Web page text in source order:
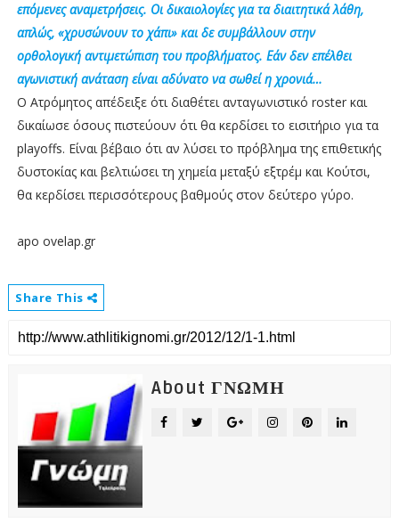
επόμενες αναμετρήσεις. Οι δικαιολογίες για τα διαιτητικά λάθη,
απλώς, «χρυσώνουν το χάπι» και δε συμβάλλουν στην
ορθολογική αντιμετώπιση του προβλήματος. Εάν δεν επέλθει
αγωνιστική ανάταση είναι αδύνατο να σωθεί η χρονιά…
Ο Ατρόμητος απέδειξε ότι διαθέτει ανταγωνιστικό roster και
δικαίωσε όσους πιστεύουν ότι θα κερδίσει το εισιτήριο για τα
playoffs. Είναι βέβαιο ότι αν λύσει το πρόβλημα της επιθετικής
δυστοκίας και βελτιώσει τη χημεία μεταξύ εξτρέμ και Κούτσι,
θα κερδίσει περισσότερους βαθμούς στον δεύτερο γύρο.
apo ovelap.gr
Share This
About ΓΝΩΜΗ